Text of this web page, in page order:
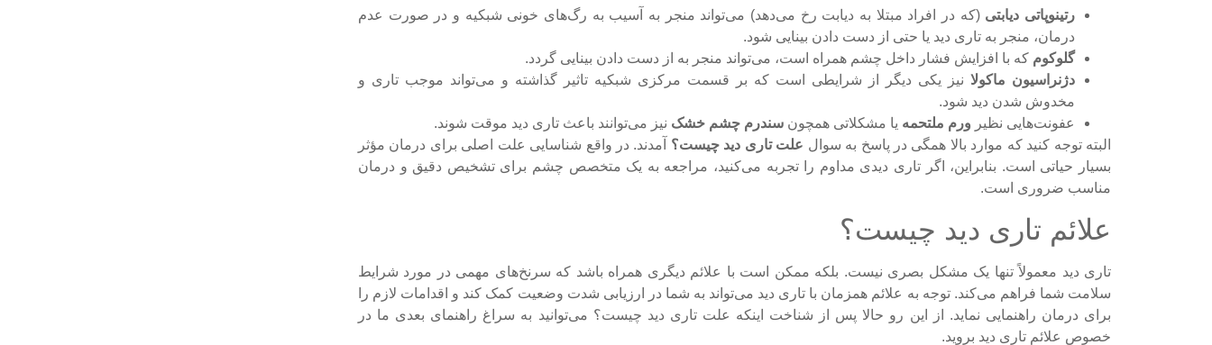
رتینوپاتی دیابتی (که در افراد مبتلا به دیابت رخ می‌دهد) می‌تواند منجر به آسیب به رگ‌های خونی شبکیه و در صورت عدم
درمان، منجر به تاری دید یا حتی از دست دادن بینایی شود.
گلوکوم که با افزایش فشار داخل چشم همراه است، می‌تواند منجر به از دست دادن بینایی گردد.
دژنراسیون ماکولا نیز یکی دیگر از شرایطی است که بر قسمت مرکزی شبکیه تاثیر گذاشته و می‌تواند موجب تاری و
مخدوش شدن دید شود.
عفونت‌هایی نظیر ورم ملتحمه یا مشکلاتی همچون سندرم چشم خشک نیز می‌توانند باعث تاری دید موقت شوند.
البته توجه کنید که موارد بالا همگی در پاسخ به سوال علت تاری دید چیست؟ آمدند. در واقع شناسایی علت اصلی برای درمان مؤثر
بسیار حیاتی است. بنابراین، اگر تاری دیدی مداوم را تجربه می‌کنید، مراجعه به یک متخصص چشم برای تشخیص دقیق و درمان
مناسب ضروری است.
علائم تاری دید چیست؟
تاری دید معمولاً تنها یک مشکل بصری نیست. بلکه ممکن است با علائم دیگری همراه باشد که سرنخ‌های مهمی در مورد شرایط
سلامت شما فراهم می‌کند. توجه به علائم همزمان با تاری دید می‌تواند به شما در ارزیابی شدت وضعیت کمک کند و اقدامات لازم را
برای درمان راهنمایی نماید. از این رو حالا پس از شناخت اینکه علت تاری دید چیست؟ می‌توانید به سراغ راهنمای بعدی ما در
خصوص علائم تاری دید بروید.